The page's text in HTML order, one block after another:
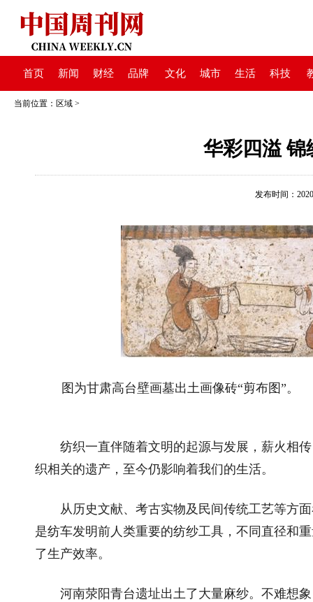
首页 新闻 财经 品牌 文化 城市 生活 科技
当前位置： 区域 >
华彩四溢 锦
发布时间：
图为甘肃高台壁画墓出土画像砖“剪布图”。
纺织一直伴随着文明的起源与发展，薪火相传
织相关的遗产，至今仍影响着我们的生活。
从历史文献、考古实物及民间传统工艺等方面
是纺车发明前人类重要的纺纱工具，不同直径和
了生产效率。
河南荥阳青台遗址出土了大量麻纱。不难想象